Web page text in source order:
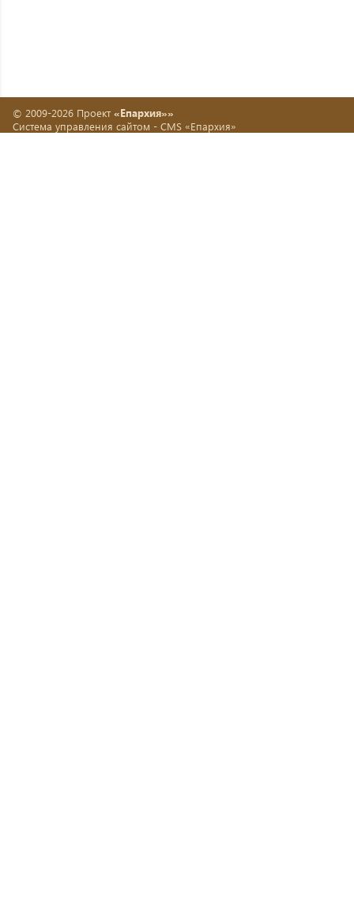
© 2009-2026 Проект «Епархия»»
Система управления сайтом - CMS «Епархия»